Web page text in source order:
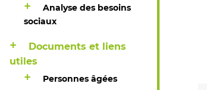
Analyse des besoins
sociaux
Documents et liens
utiles
Personnes âgées